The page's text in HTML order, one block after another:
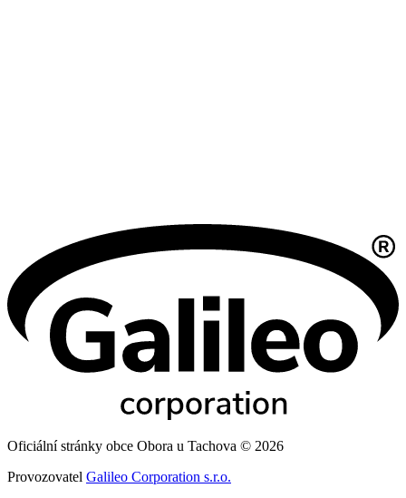
Oficiální stránky obce Obora u Tachova © 2026
Provozovatel Galileo Corporation s.r.o.